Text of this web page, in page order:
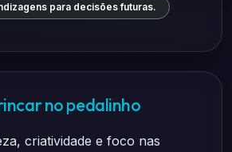
para decisões futuras.
no pedalinho
criatividade e foco nas